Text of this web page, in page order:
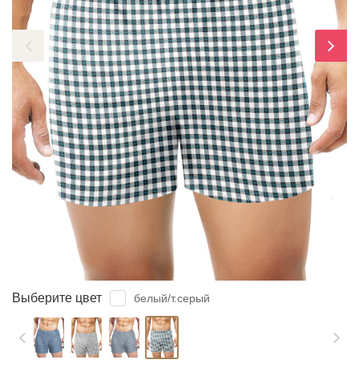
Выберите цвет белый/т.серый